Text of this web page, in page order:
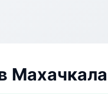
Махачкала